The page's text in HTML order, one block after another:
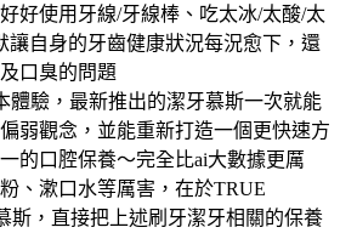
好使用牙線/牙線棒、吃太冰/太酸/太
讓自身的牙齒健康狀況每況愈下，還
口臭的問題
體驗，最新推出的潔牙慕斯一次就能
弱觀念，並能重新打造一個更快速方
的口腔保養～完全比ai大數據更厲
、漱口水等厲害，在於TRUE
斯，直接把上述刷牙潔牙相關的保養